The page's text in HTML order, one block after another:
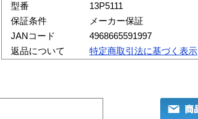
型番
13P5111
保証条件
メーカー保証
JANコード
4968665591997
返品について
特定商取引法に基づく表示